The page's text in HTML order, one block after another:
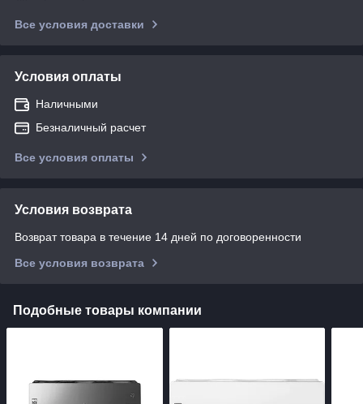
Все условия доставки
Условия оплаты
Наличными
Безналичный расчет
Все условия оплаты
Условия возврата
Возврат товара в течение 14 дней по договоренности
Все условия возврата
Подобные товары компании